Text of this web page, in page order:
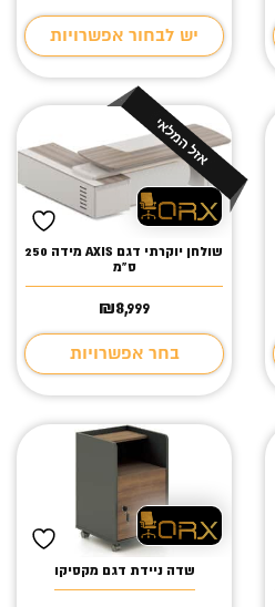
מחירים:
⁦₪660⁩
עד
יש לבחור אפשרויות
שולחן יוקרתי דגם AXIS מידה 250
ס"מ
₪8,999
בחר אפשרויות
שדה ניידת דגם מקסיקו